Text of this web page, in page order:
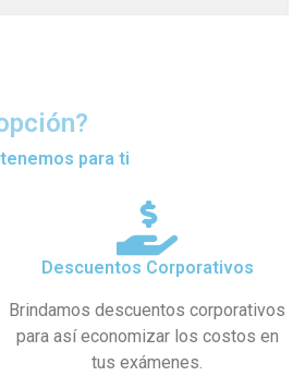
para ti
Descuentos Corporativos
Brindamos descuentos corporativos
para así economizar los costos en
tus exámenes.